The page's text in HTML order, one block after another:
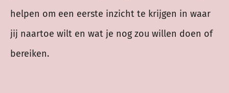
helpen om een eerste inzicht te krijgen in waar
jij naartoe wilt en wat je nog zou willen doen of
bereiken.